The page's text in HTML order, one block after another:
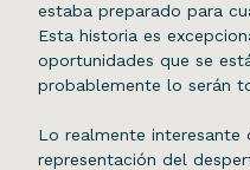
estaba preparado para
Esta historia es
oportunidades que se
probablemente lo serán
Lo realmente interesante
representación del